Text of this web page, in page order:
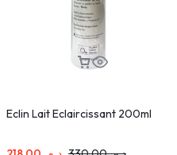
Eclin Lait Eclaircissant 200ml